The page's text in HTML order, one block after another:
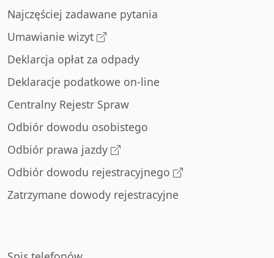
Najczęściej zadawane pytania
Umawianie wizyt
Deklarcja opłat za odpady
Deklaracje podatkowe on-line
Centralny Rejestr Spraw
Odbiór dowodu osobistego
Odbiór prawa jazdy
Odbiór dowodu rejestracyjnego
Zatrzymane dowody rejestracyjne